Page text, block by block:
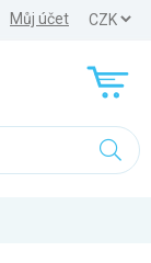
Můj účet